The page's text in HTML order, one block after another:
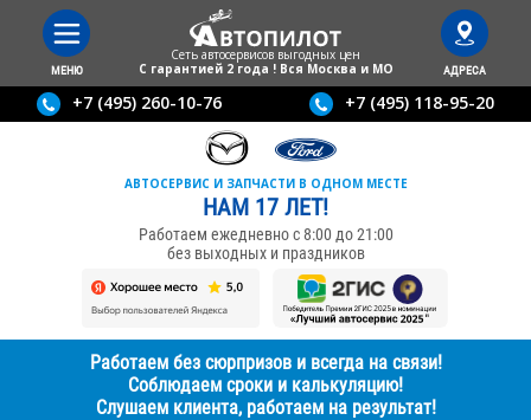
МЕНЮ
Сеть автосервисов выгодныx цен
С гарантией 2 года ! Вся Москва и МО
АДРЕСА
+7 (495) 260-10-76 +7 (495) 118-95-20
АВТОСЕРВИС И ЗАПЧАСТИ В ОДНОМ МЕСТЕ
НАМ 17 ЛЕТ!
Работаем ежедневно с 8:00 до 21:00
без выходных и праздников
Работаем без сюрпризов и всегда на связи!
Соблюдаем сроки и калькуляцию!
Слушаем клиента, работаем на результат!